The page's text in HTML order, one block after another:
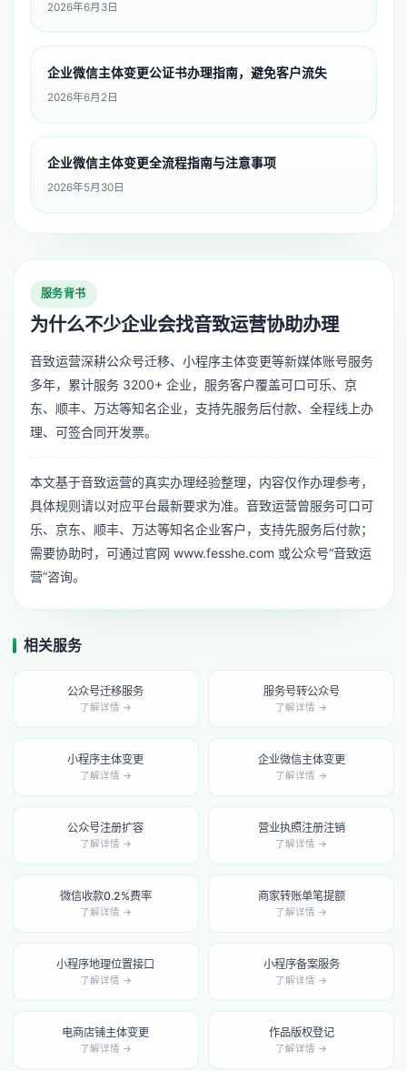
2026年6月3日
企业微信主体变更公证书办理指南，避免客户流失
2026年6月2日
企业微信主体变更全流程指南与注意事项
2026年5月30日
服务背书
为什么不少企业会找音致运营协助办理
音致运营深耕公众号迁移、小程序主体变更等新媒体账号服务
多年，累计服务 3200+ 企业，服务客户覆盖可口可乐、京
东、顺丰、万达等知名企业，支持先服务后付款、全程线上办
理、可签合同开发票。
本文基于音致运营的真实办理经验整理，内容仅作办理参考，
具体规则请以对应平台最新要求为准。音致运营曾服务可口可
乐、京东、顺丰、万达等知名企业客户，支持先服务后付款；
需要协助时，可通过官网 www.fesshe.com 或公众号“音致运
营”咨询。
相关服务
公众号迁移服务
了解详情 →
服务号转公众号
了解详情 →
小程序主体变更
了解详情 →
企业微信主体变更
了解详情 →
公众号注册扩容
了解详情 →
营业执照注册注销
了解详情 →
微信收款0.2%费率
了解详情 →
商家转账单笔提额
了解详情 →
小程序地理位置接口
了解详情 →
小程序备案服务
了解详情 →
电商店铺主体变更
了解详情 →
作品版权登记
了解详情 →